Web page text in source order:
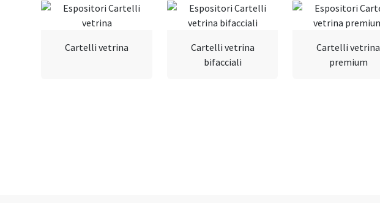
Cartelli vetrina
Cartelli vetrina
bifacciali
Cartelli vetrina
premium